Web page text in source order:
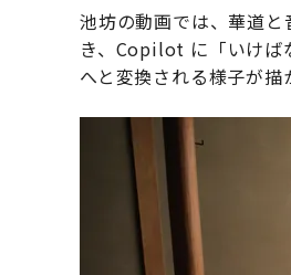
池坊の動画では、華道
き、Copilot に「いけば
へと変換される様子が描